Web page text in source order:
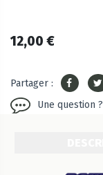
12,00 €
Partager :
Une question ?